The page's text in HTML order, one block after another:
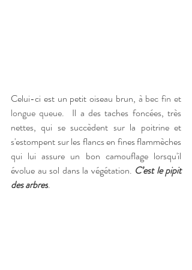
Celui-ci est un petit oiseau brun, à bec fin et
longue queue.
Il a des taches foncées, très
nettes, qui se succèdent sur la poitrine et
s'estompent sur les flancs en fines flammèches
qui lui assure un bon camouflage lorsqu'il
évolue au sol dans la végétation. C’est le pipit
des arbres.